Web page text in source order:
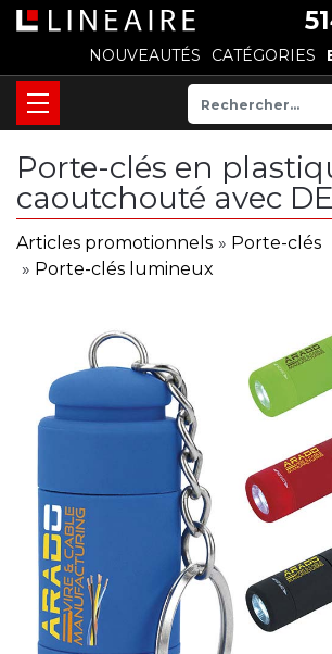
NOUVEAUTÉS CATÉGORIES
Porte-clés en
caoutchouté avec
Articles promotionnels » Porte-clés
» Porte-clés lumineux